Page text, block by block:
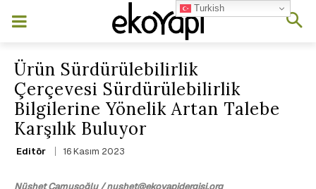
Ürün Sürdürülebilirlik
Çerçevesi Sürdürülebilirlik
Bilgilerine Yönelik Artan Talebe
Karşılık Buluyor
Editör 16 Kasım 2023
Nüshet Çamuşoğlu / nushet@ekoyapidergisi.org
Turkish